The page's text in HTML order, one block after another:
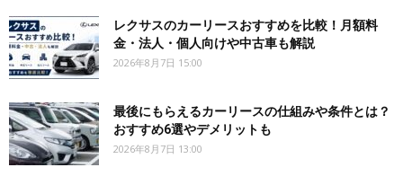
レクサスのカーリースおすすめを比較！月額料
金・法人・個人向けや中古車も解説
2026年8月7日 15:00
最後にもらえるカーリースの仕組みや条件とは？
おすすめ6選やデメリットも
2026年8月7日 13:00